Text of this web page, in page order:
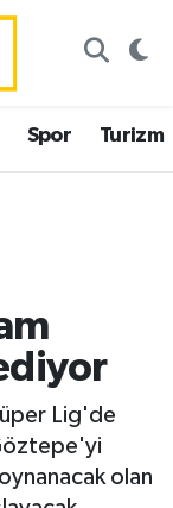
Spor Turizm
Lig'de
olan